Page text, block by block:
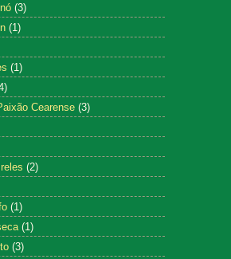
(3)
(1)
(1)
Cearense (3)
(2)
(1)
(1)
(3)